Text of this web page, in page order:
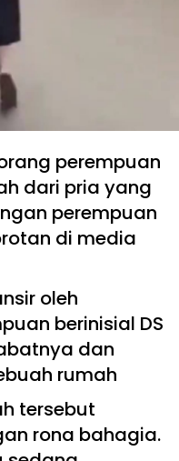
perempuan
dari pria yang
perempuan
di media
oleh
berinisial DS
dan
rumah
tersebut
rona bahagia.